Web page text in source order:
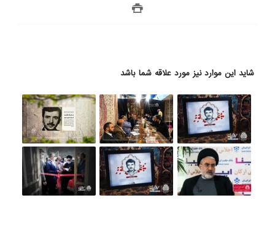
شاید این موارد نیز مورد علاقه شما باشد